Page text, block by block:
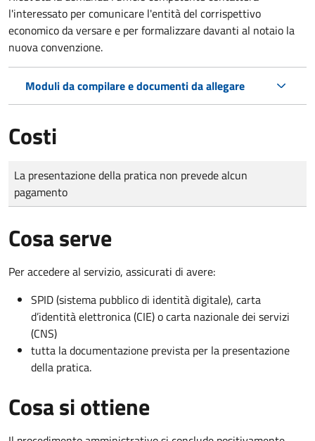
l'interessato per comunicare l'entità del corrispettivo
economico da versare e per formalizzare davanti al notaio la
nuova convenzione.
Moduli da compilare e documenti da allegare
Costi
Tipo di pagamento
Importo
La presentazione della pratica non prevede alcun
pagamento
Cosa serve
Per accedere al servizio, assicurati di avere:
SPID (sistema pubblico di identità digitale), carta
d’identità elettronica (CIE) o carta nazionale dei servizi
(CNS)
tutta la documentazione prevista per la presentazione
della pratica.
Cosa si ottiene